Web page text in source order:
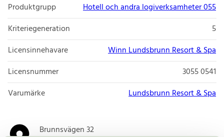
Produktgrupp
Hotell och andra logiverksamheter 055
Kriteriegeneration
5
Licensinnehavare
Winn Lundsbrunn Resort & Spa
Licensnummer
3055 0541
Varumärke
Lundsbrunn Resort & Spa
Brunnsvägen 32